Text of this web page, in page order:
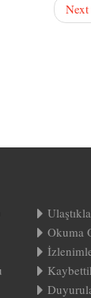
Next
Okuma